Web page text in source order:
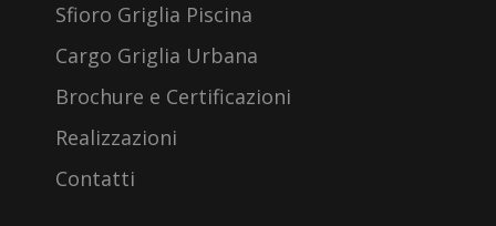
Sfioro Griglia Piscina
Cargo Griglia Urbana
Brochure e Certificazioni
Realizzazioni
Contatti